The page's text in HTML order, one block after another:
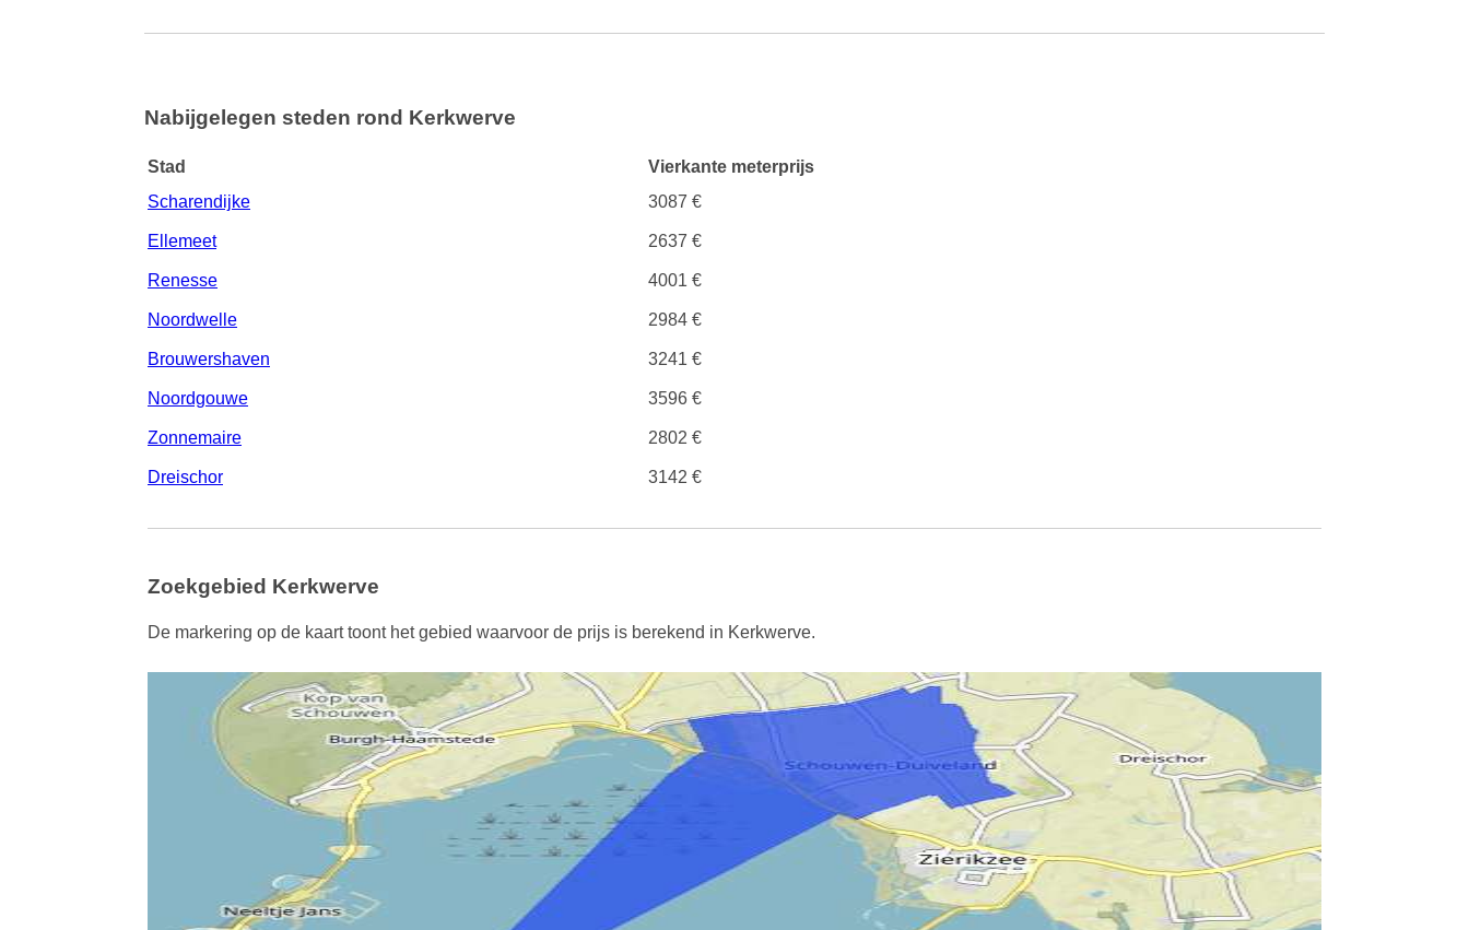
Nabijgelegen steden rond Kerkwerve
Stad
Vierkante meterprijs
Scharendijke
3087 €
Ellemeet 2637 €
Renesse 4001 €
Noordwelle 2984 €
Brouwershaven 3241 €
Noordgouwe 3596 €
Zonnemaire 2802 €
Dreischor 3142 €
Zoekgebied Kerkwerve
De markering op de kaart toont het gebied waarvoor de prijs is berekend in Kerkwerve.